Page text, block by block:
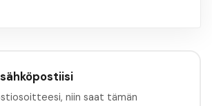
niin saat tämän